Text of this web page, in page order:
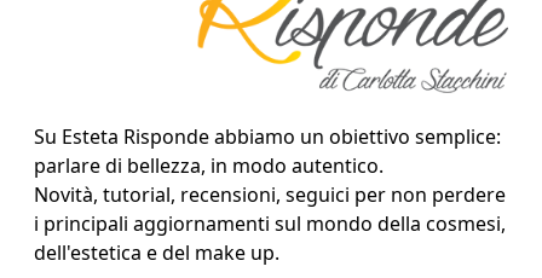
Su Esteta Risponde abbiamo un obiettivo semplice:
parlare di bellezza, in modo autentico.
Novità, tutorial, recensioni, seguici per non perdere
i principali aggiornamenti sul mondo della cosmesi,
dell'estetica e del make up.